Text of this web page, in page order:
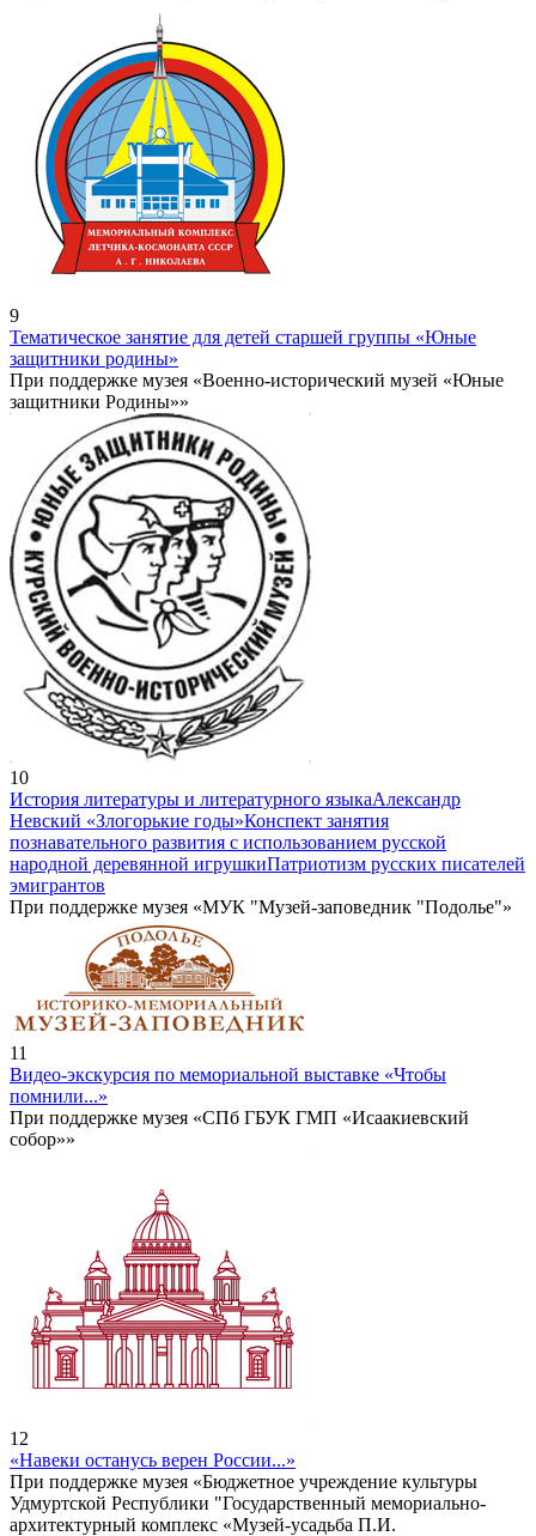
9
Тематическое занятие для детей старшей группы «Юные
защитники родины»
При поддержке музея «Военно-исторический музей «Юные
защитники Родины»»
10
История литературы и литературного языкаАлександр
Невский «Злогорькие годы»Конспект занятия
познавательного развития с использованием русской
народной деревянной игрушкиПатриотизм русских писателей
эмигрантов
При поддержке музея «МУК "Музей-заповедник "Подолье"»
11
Видео-экскурсия по мемориальной выставке «Чтобы
помнили...»
При поддержке музея «СПб ГБУК ГМП «Исаакиевский
собор»»
12
«Навеки останусь верен России...»
При поддержке музея «Бюджетное учреждение культуры
Удмуртской Республики "Государственный мемориально-
архитектурный комплекс «Музей-усадьба П.И.